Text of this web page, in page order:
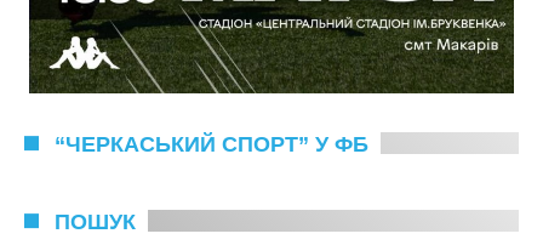
“ЧЕРКАСЬКИЙ СПОРТ” У ФБ
ПОШУК